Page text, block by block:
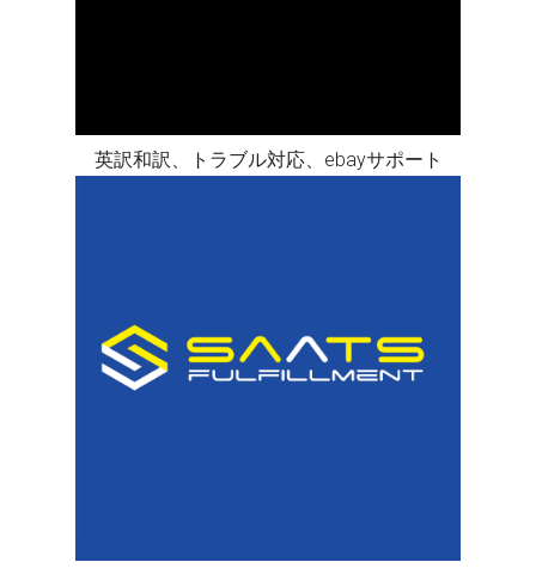
英訳和訳、トラブル対応、ebayサポート